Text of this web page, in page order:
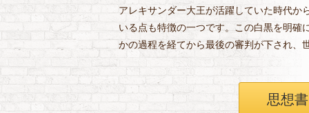
アレキサンダー大王が活躍していた時代か
いる点も特徴の一つです。この白黒を明確
かの過程を経てから最後の審判が下され、
思想